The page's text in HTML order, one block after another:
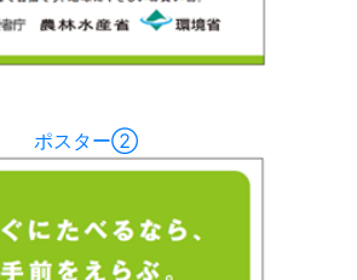
ポスター②